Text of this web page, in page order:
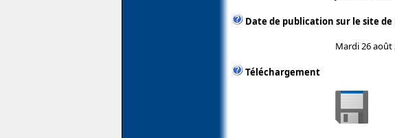
Date de publication sur le site de
Mardi 26 août
Téléchargement